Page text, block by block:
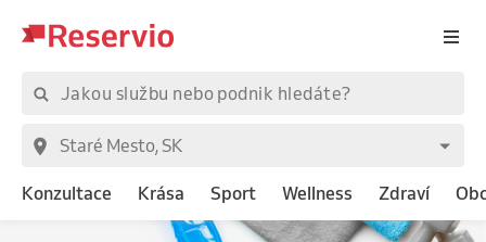
Konzultace Krása Sport Wellness Zdraví